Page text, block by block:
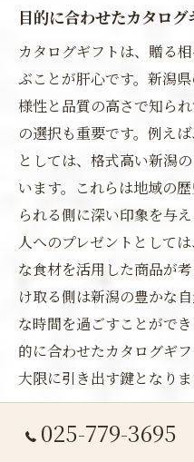
目的に合わせたカタロ
カタログギフトは、贈る
ぶことが肝心です。新潟
様性と品質の高さで知ら
の選択も重要です。例え
としては、格式高い新潟
います。これらは地域の
られる側に深い印象を与
人へのプレゼントとして
な食材を活用した商品が
け取る側は新潟の豊かな
な時間を過ごすことがで
的に合わせたカタログギ
大限に引き出す鍵となりま
人気のギフトアイテムと
025-779-3695